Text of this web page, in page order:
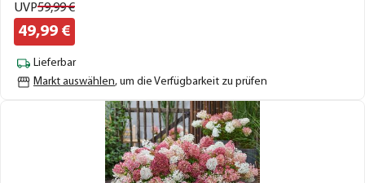
UVP59,99€
49,99 €
Lieferbar
Markt auswählen, um die Verfügbarkeit zu prüfen